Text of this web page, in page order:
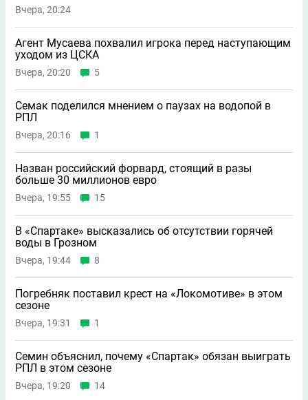
Вчера, 20:24
Агент Мусаева похвалил игрока перед наступающим
уходом из ЦСКА
Вчера, 20:20 5
Семак поделился мнением о паузах на водопой в
РПЛ
Вчера, 20:16 1
Назван российский форвард, стоящий в разы
больше 30 миллионов евро
Вчера, 19:55 15
В «Спартаке» высказались об отсутствии горячей
воды в Грозном
Вчера, 19:44 8
Погребняк поставил крест на «Локомотиве» в этом
сезоне
Вчера, 19:31 1
Семин объяснил, почему «Спартак» обязан выиграть
РПЛ в этом сезоне
Вчера, 19:20 14